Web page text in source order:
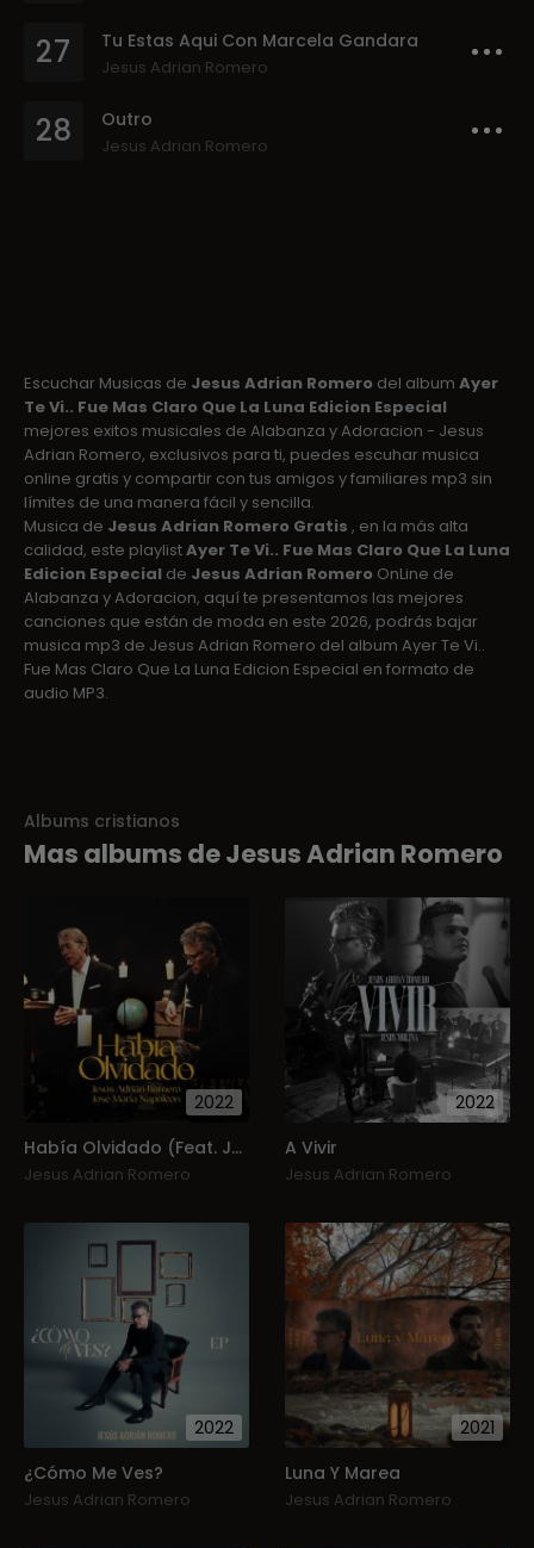
27 Tu Estas Aqui Con Marcela Gandara
Jesus Adrian Romero
28 Outro
Jesus Adrian Romero
Escuchar Musicas de Jesus Adrian Romero del album Ayer
Te Vi.. Fue Mas Claro Que La Luna Edicion Especial
mejores exitos musicales de Alabanza y Adoracion - Jesus
Adrian Romero, exclusivos para ti, puedes escuhar musica
online gratis y compartir con tus amigos y familiares mp3 sin
límites de una manera fácil y sencilla.
Musica de Jesus Adrian Romero Gratis , en la más alta
calidad, este playlistAyer Te Vi.. Fue Mas Claro Que La Luna
Edicion Especial de Jesus Adrian Romero OnLine de
Alabanza y Adoracion, aquí te presentamos las mejores
canciones que están de moda en este 2026, podrás bajar
musica mp3 de Jesus Adrian Romero del album Ayer Te Vi..
Fue Mas Claro Que La Luna Edicion Especial en formato de
audio MP3.
Albums cristianos
Mas albums de Jesus Adrian Romero
2022
Había Olvidado (Feat. José Maria Napoleón)
Jesus Adrian Romero
2022
A Vivir
Jesus Adrian Romero
2022
¿Cómo Me Ves?
Jesus Adrian Romero
2021
Luna Y Marea
Jesus Adrian Romero